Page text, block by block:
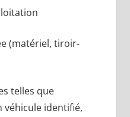
(matériel, tiroir-
telles que
véhicule identifié,